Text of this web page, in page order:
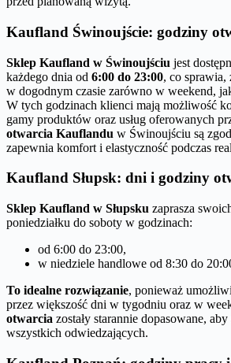
Kaufland Świnoujście: godziny
Sklep Kaufland w Świnoujściu jest
każdego dnia od 6:00 do 23:00, co sprawia,
w dogodnym czasie zarówno w weekend,
W tych godzinach klienci mają możliwość
gamy produktów oraz usług oferowanych
otwarcia Kauflandu w Świnoujściu są
zapewnia komfort i elastyczność podczas
Kaufland Słupsk: dni i godziny
Sklep Kaufland w Słupsku zaprasza
poniedziałku do soboty w godzinach:
od 6:00 do 23:00,
w niedziele handlowe od 8:30 do
To idealne rozwiązanie, ponieważ
przez większość dni w tygodniu oraz w
otwarcia zostały starannie dopasowane,
wszystkich odwiedzających.